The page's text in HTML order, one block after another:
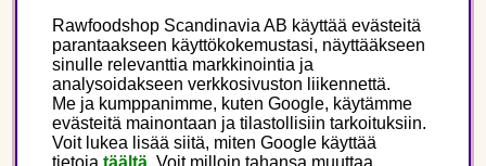
Seuraa meitä
Tämä on Rawfoodshop
Rawfoodshop Scandinavia AB käyttää evästeitä
parantaakseen käyttökokemustasi, näyttääkseen
sinulle relevanttia markkinointia ja
analysoidakseen verkkosivuston liikennettä.
Me ja kumppanimme, kuten Google, käytämme
evästeitä mainontaan ja tilastollisiin tarkoituksiin.
Voit lukea lisää siitä, miten Google käyttää